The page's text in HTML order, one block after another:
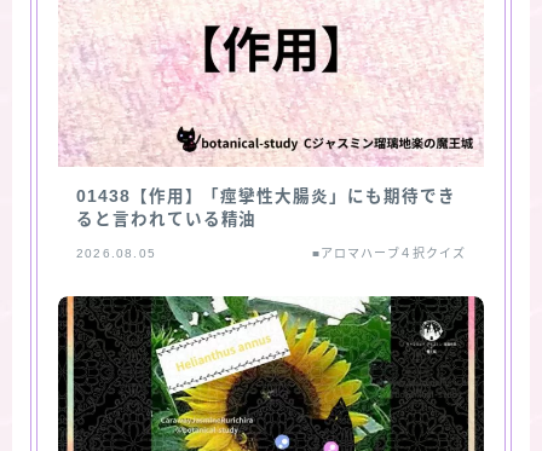
01438【作用】「痙攣性大腸炎」にも期待でき
ると言われている精油
2026.08.05 ■アロマハーブ４択クイズ